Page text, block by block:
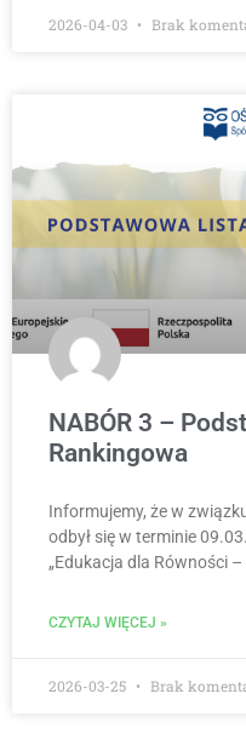
2026-04-03 Brak
NABÓR 3 –
Rankingowa
Informujemy, że w
odbył się w terminie
„Edukacja dla Równości
CZYTAJ WIĘCEJ »
2026-03-25 Brak